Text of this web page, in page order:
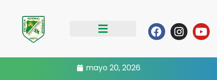
contenido
Facebook
mayo 20, 2026